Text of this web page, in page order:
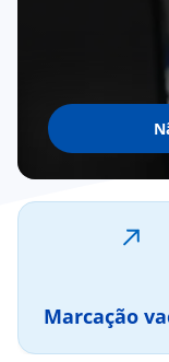
Marcação